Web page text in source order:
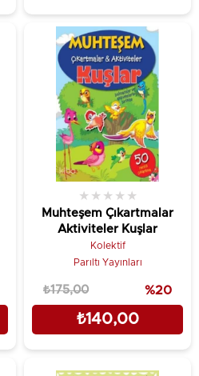
Muhteşem Çıkartmalar
Aktiviteler Kuşlar
★ ★ ★ ★ ★
Kolektif
Parıltı Yayınları
₺140,00
₺175,00 %20